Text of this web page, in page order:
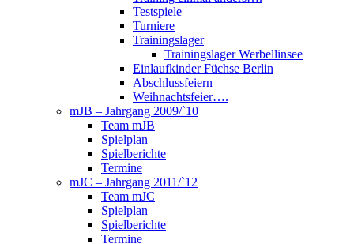
Testspiele
Turniere
Trainingslager
Trainingslager Werbellinsee
Einlaufkinder Füchse Berlin
Abschlussfeiern
Weihnachtsfeier….
mJB – Jahrgang 2009/`10
Team mJB
Spielplan
Spielberichte
Termine
mJC – Jahrgang 2011/`12
Team mJC
Spielplan
Spielberichte
Termine